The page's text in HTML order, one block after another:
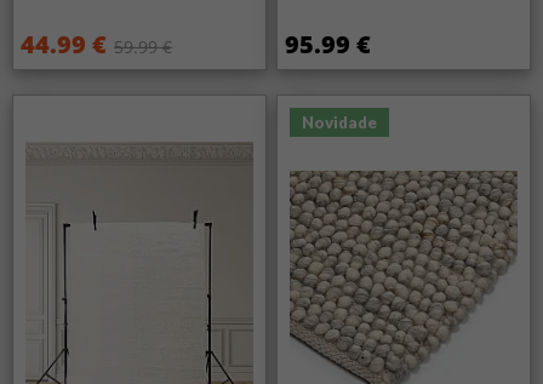
44.99 € 59.99 € 95.99 €
Novidade